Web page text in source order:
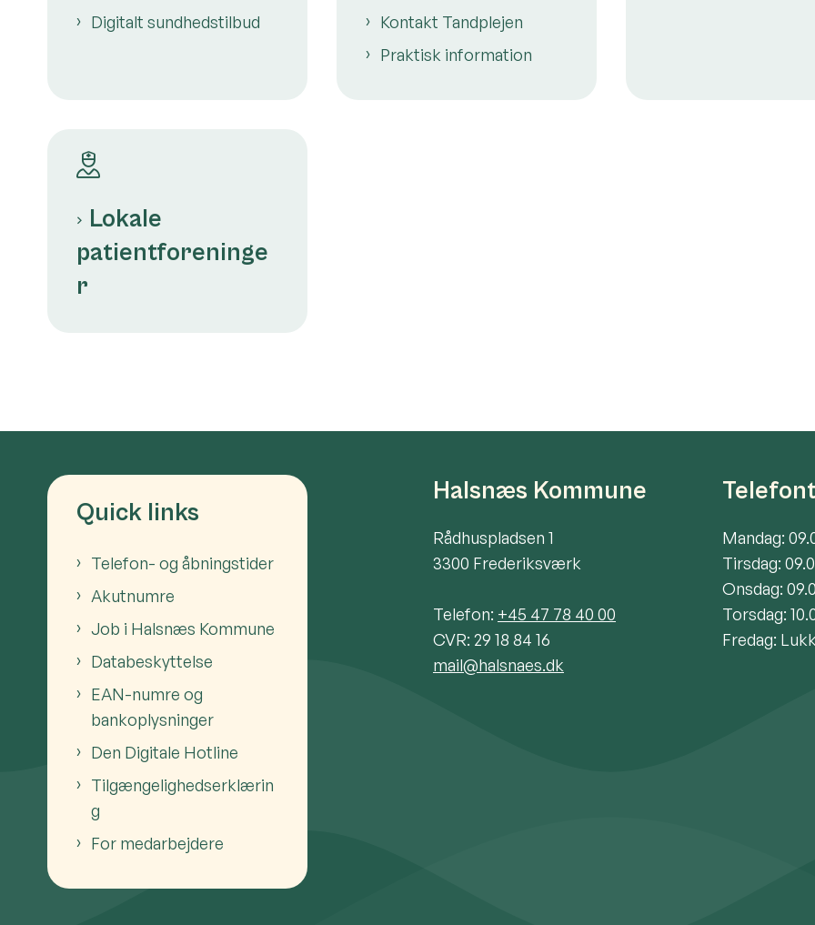
Digitalt sundhedstilbud
Kontakt Tandplejen
Praktisk information
Lokale
patientforeninge
r
Quick links
Telefon- og åbningstider
Akutnumre
Job i Halsnæs Kommune
Databeskyttelse
EAN-numre og
bankoplysninger
Den Digitale Hotline
Tilgængelighedserklærin
g
For medarbejdere
Halsnæs Kommune
Rådhuspladsen 1
3300 Frederiksværk
Telefon: +45 47 78 40 00
CVR: 29 18 84 16
mail@halsnaes.dk
Mandag:
Tirsdag:
Onsdag:
Torsdag:
Fredag: